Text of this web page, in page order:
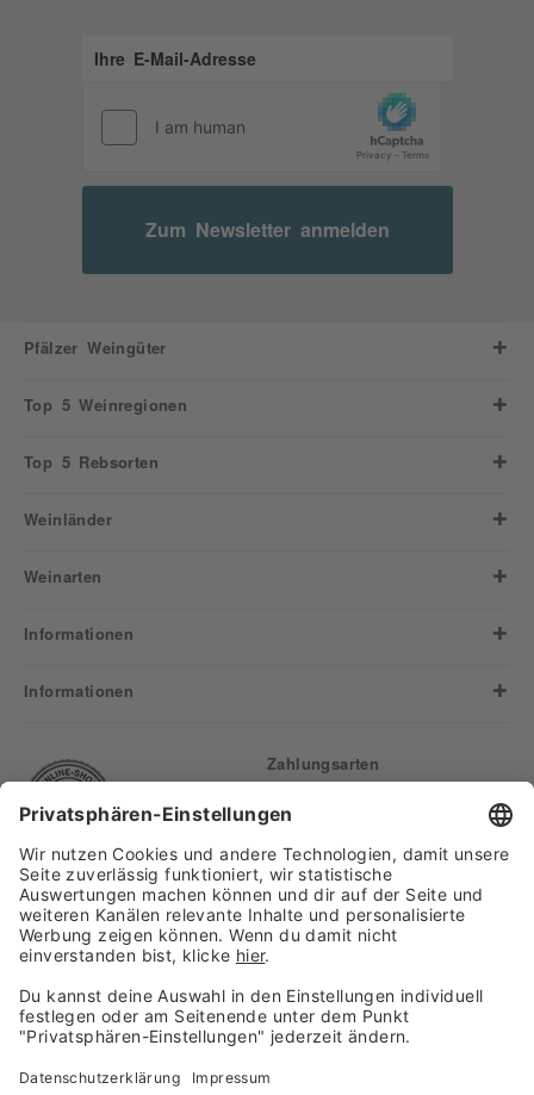
Zum Newsletter anmelden
Pfälzer Weingüter
Top 5 Weinregionen
Top 5 Rebsorten
Weinländer
Weinarten
Informationen
Informationen
Versand
Zahlungsarten
Finden Sie uns auf: